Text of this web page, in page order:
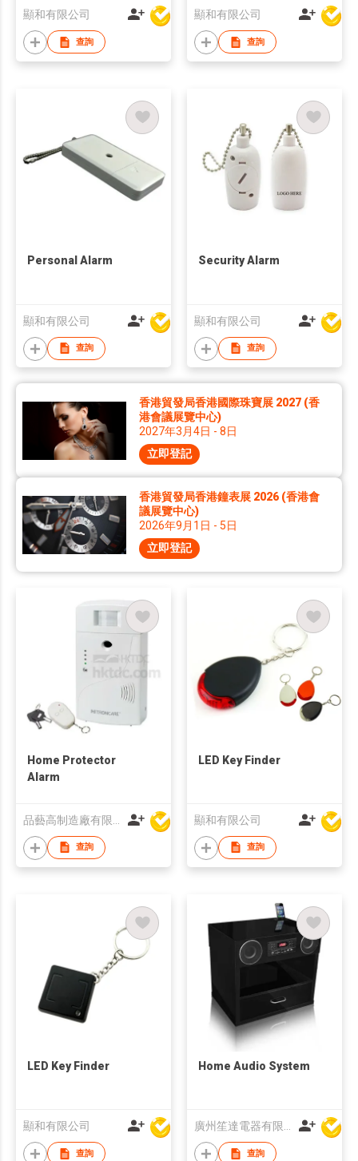
顯和有限公司
查詢
顯和有限公司
查詢
Personal Alarm
顯和有限公司
查詢
Security Alarm
顯和有限公司
查詢
香港貿發局香港國際珠寶展 2027 (香
港會議展覽中心)
2027年3月4日 - 8日
立即登記
香港貿發局香港鐘表展 2026 (香港會
議展覽中心)
2026年9月1日 - 5日
立即登記
Home Protector
Alarm
查詢
LED Key Finder
顯和有限公司
查詢
LED Key Finder
顯和有限公司
查詢
Home Audio System
查詢